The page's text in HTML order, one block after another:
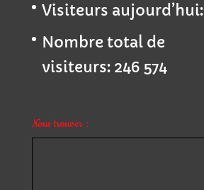
Visiteurs aujourd’hui:
Nombre total de
visiteurs: 246 574
Nous trouver :